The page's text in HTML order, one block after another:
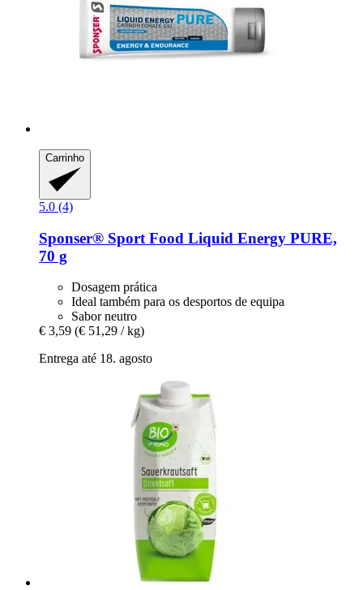
Carrinho
5.0 (4)
Sponser® Sport Food Liquid Energy PURE,
70 g
Dosagem prática
Ideal também para os desportos de equipa
Sabor neutro
€ 3,59 (€ 51,29 / kg)
Entrega até 18. agosto